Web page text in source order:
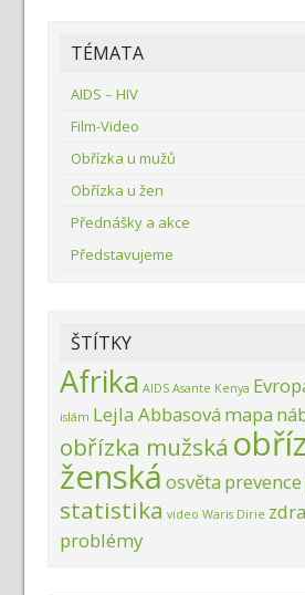
TÉMATA
AIDS – HIV
Film-Video
Obřízka u mužů
Obřízka u žen
Přednášky a akce
Představujeme
ŠTÍTKY
Afrika AIDS Asante Kenya
islám Lejla Abbasová mapa
obřízka mužská
ženská osvěta prevence
statistika video Waris Dirie
problémy